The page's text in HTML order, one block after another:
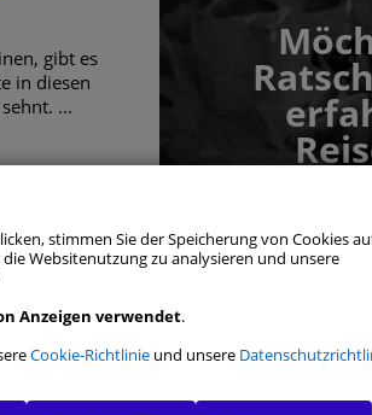
gibt es
in diesen
...
stimmen Sie der Speicherung von Cookies
Websitenutzung zu analysieren und unsere
Anzeigen verwendet.
Cookie-Richtlinie und unsere